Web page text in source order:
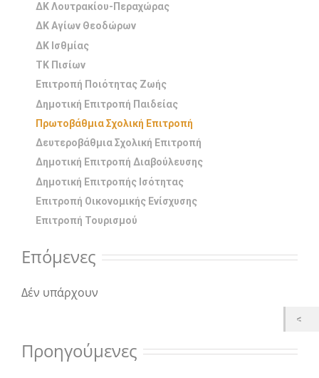
ΔΚ Λουτρακίου-Περαχώρας
ΔΚ Αγίων Θεοδώρων
ΔΚ Ισθμίας
ΤΚ Πισίων
Επιτροπή Ποιότητας Ζωής
Δημοτική Επιτροπή Παιδείας
Πρωτοβάθμια Σχολική Επιτροπή
Δευτεροβάθμια Σχολική Επιτροπή
Δημοτική Επιτροπή Διαβούλευσης
Δημοτική Επιτροπής Ισότητας
Επιτροπή Οικονομικής Ενίσχυσης
Επιτροπή Τουρισμού
Επόμενες
Δέν υπάρχουν
Προηγούμενες